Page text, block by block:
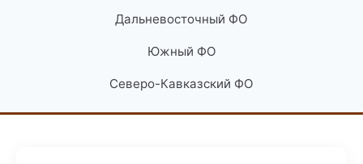
Дальневосточный ФО
Южный ФО
Северо-Кавказский ФО